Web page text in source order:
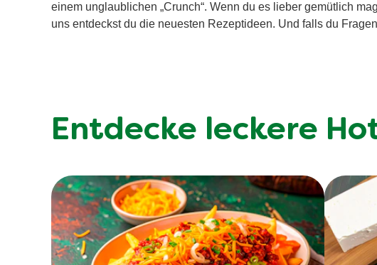
einem unglaublichen „Crunch“. Wenn du es lieber gemütlich
uns entdeckst du die neuesten Rezeptideen. Und falls du
Entdecke leckere